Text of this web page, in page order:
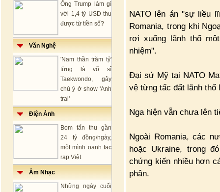
Ông Trump làm gì
với 1,4 tỷ USD thu
được từ tiền số?
Văn Nghệ
'Nam thần trăm tỷ'
từng là võ sĩ
Taekwondo, gây
chú ý ở show 'Anh
trai'
Điện Ảnh
Bom tấn thu gần
24 tỷ đồng/ngày,
một mình oanh tạc
rạp Việt
Âm Nhạc
Những ngày cuối
NATO lên án "sự liều
Romania, trong khi
rơi xuống lãnh thổ
nhiệm".
Đại sứ Mỹ tại NATO
vệ từng tấc đất lãnh thổ
Nga hiện vẫn chưa lên
Ngoài Romania, các
hoặc Ukraine, trong
chứng kiến nhiều hơn
phận.